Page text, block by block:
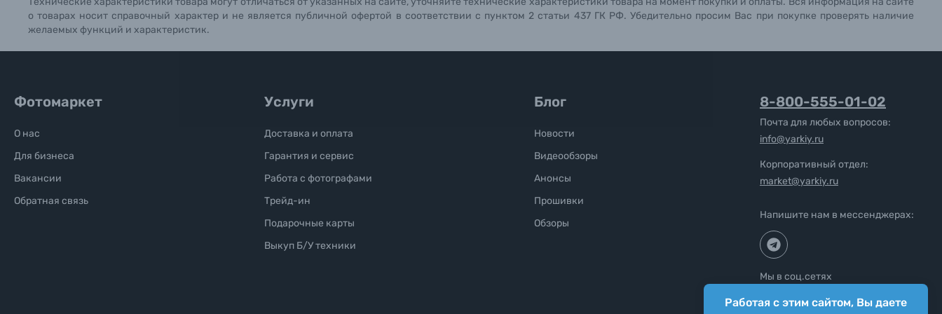
Б/У фототехника (Комиссионные товары)
о товарах носит справочный характер и не является публичной офертой в соответствии с пунктом 2 статьи 437 ГК РФ. Убедительно просим Вас при покупке проверять наличие
желаемых функций и характеристик.
Работая с этим сайтом, Вы даете
Фотомаркет
О нас
Для бизнеса
Вакансии
Обратная связь
Услуги
Доставка и оплата
Гарантия и сервис
Работа с фотографами
Трейд-ин
Подарочные карты
Выкуп Б/У техники
Блог
Новости
Видеообзоры
Анонсы
Прошивки
Обзоры
8-800-555-01-02
Почта для любых вопросов:
info@yarkiy.ru
Корпоративный отдел:
market@yarkiy.ru
Напишите нам в мессенджерах:
Мы в соц.сетях